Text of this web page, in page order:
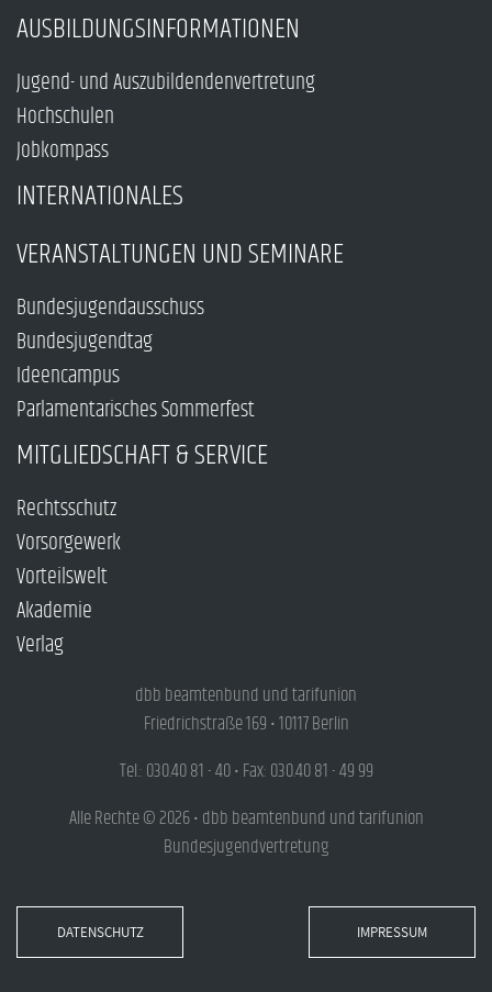
AUSBILDUNGSINFORMATIONEN
Jugend- und Auszubildendenvertretung
Hochschulen
Jobkompass
INTERNATIONALES
VERANSTALTUNGEN UND SEMINARE
Bundesjugendausschuss
Bundesjugendtag
Ideencampus
Parlamentarisches Sommerfest
MITGLIEDSCHAFT & SERVICE
Rechtsschutz
Vorsorgewerk
Vorteilswelt
Akademie
Verlag
dbb beamtenbund und tarifunion
Friedrichstraße 169 • 10117 Berlin
Tel.: 030.40 81 - 40 • Fax: 030.40 81 - 49 99
Alle Rechte © 2026 • dbb beamtenbund und tarifunion
Bundesjugendvertretung
DATENSCHUTZ IMPRESSUM